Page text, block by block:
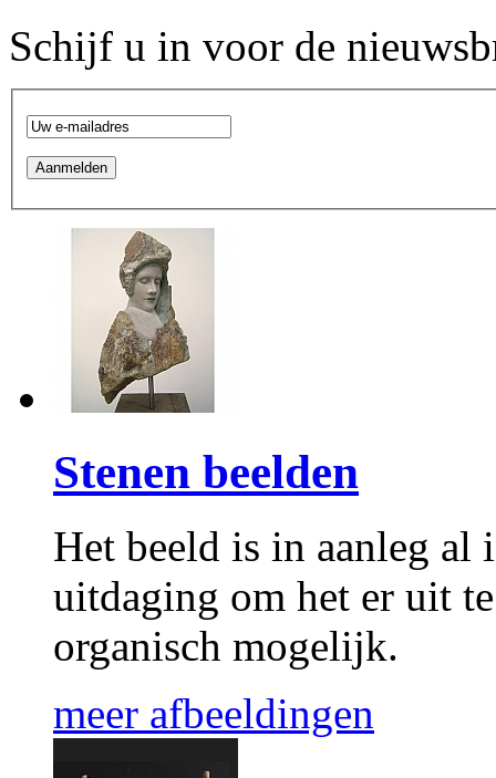
Schijf u in voor de
Stenen beelden
Het beeld is in aanleg al
uitdaging om het er uit
organisch mogelijk.
meer afbeeldingen